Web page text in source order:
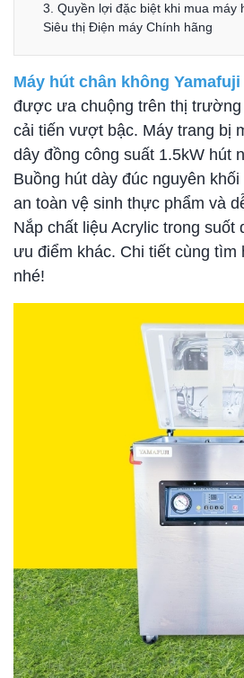
3. Quyền lợi đặc biệt khi mua máy
Siêu thị Điện máy Chính hãng
Máy hút chân không Yamafuji
được ưa chuộng trên thị
cải tiến vượt bậc. Máy trang bị
dây đồng công suất 1.5kW hút
Buồng hút dày đúc nguyên
an toàn vệ sinh thực phẩm và
Nắp chất liệu Acrylic trong suốt
ưu điểm khác. Chi tiết cùng
nhé!